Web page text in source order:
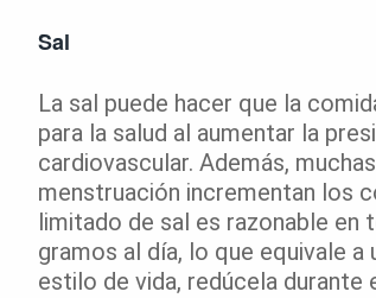
Sal
La sal puede hacer que la
para la salud al aumentar la
cardiovascular. Además,
menstruación incrementan los
limitado de sal es razonable en
gramos al día, lo que equivale
estilo de vida, redúcela durante